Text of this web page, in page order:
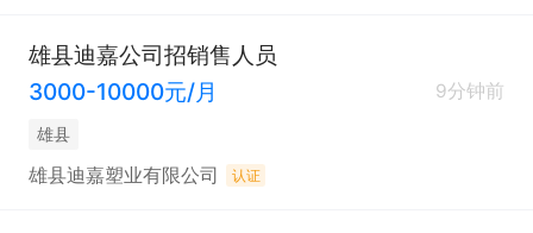
雄县迪嘉公司招销售人员
3000-10000元/月
9分钟前
雄县
雄县迪嘉塑业有限公司 认证